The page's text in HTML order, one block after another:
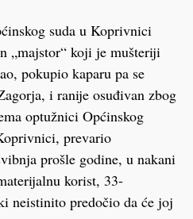
suda u Koprivnici
„majstor“ koji je mušteriji
pokupio kaparu pa se
i ranije osuđivan zbog
optužnici Općinskog
prevario
prošle godine, u nakani
korist, 33-
neistinito predočio da će joj